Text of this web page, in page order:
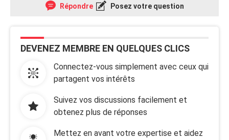
Répondre Posez votre question
DEVENEZ MEMBRE EN QUELQUES CLICS
Connectez-vous simplement avec ceux qui
partagent vos intérêts
Suivez vos discussions facilement et
obtenez plus de réponses
Mettez en avant votre expertise et aidez